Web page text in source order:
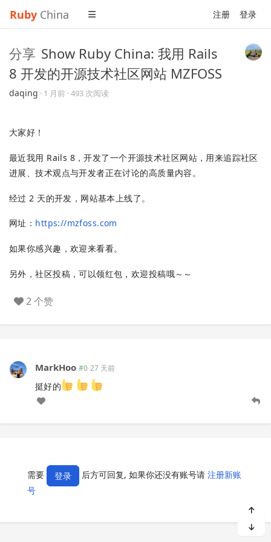
Ruby China 注册 登录
分享 Show Ruby China: 我用 Rails
8 开发的开源技术社区网站 MZFOSS
daqing · 1 月前 · 493 次阅读
大家好！
最近我用 Rails 8，开发了一个开源技术社区网站，用来追踪社区
进展、技术观点与开发者正在讨论的高质量内容。
经过 2 天的开发，网站基本上线了。
网址： https://mzfoss.com
如果你感兴趣，欢迎来看看。
另外，社区投稿，可以领红包，欢迎投稿哦～～
2 个赞
MarkHoo #0 27 天前
挺好的
需要 登录 后方可回复, 如果你还没有账号请 注册新账
号